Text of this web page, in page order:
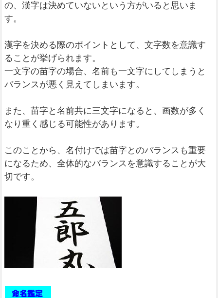
の、漢字は決めていないという方がいると思いま
す。
漢字を決める際のポイントとして、文字数を意識す
ることが挙げられます。
一文字の苗字の場合、名前も一文字にしてしまうと
バランスが悪く見えてしまいます。
また、苗字と名前共に三文字になると、画数が多く
なり重く感じる可能性があります。
このことから、名付けでは苗字とのバランスも重要
になるため、全体的なバランスを意識することが大
切です。